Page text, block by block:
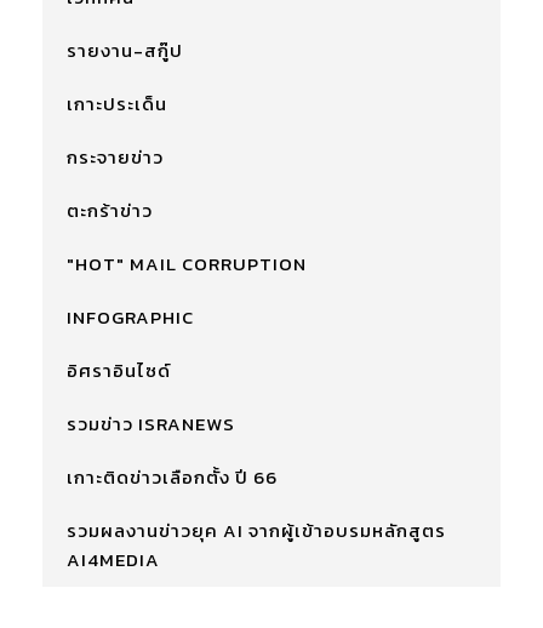
รายงาน-สกู๊ป
เกาะประเด็น
กระจายข่าว
ตะกร้าข่าว
"HOT" MAIL CORRUPTION
INFOGRAPHIC
อิศราอินไซด์
รวมข่าว ISRANEWS
เกาะติดข่าวเลือกตั้ง ปี 66
รวมผลงานข่าวยุค AI จากผู้เข้าอบรมหลักสูตร
AI4MEDIA